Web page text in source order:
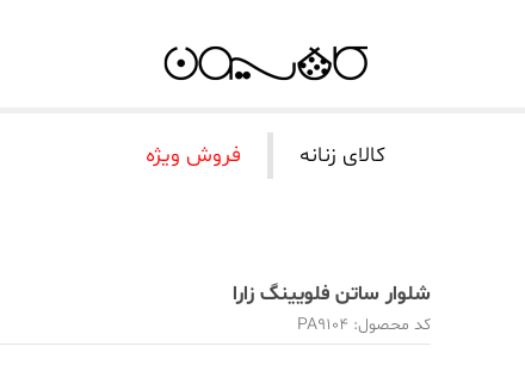
کالای زنانه فروش ویژه
شلوار ساتن فلویینگ زارا
کد محصول: PA9104